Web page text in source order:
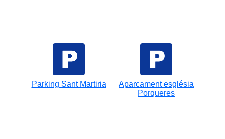
Parking Sant Martiria
Aparcament església
Porqueres